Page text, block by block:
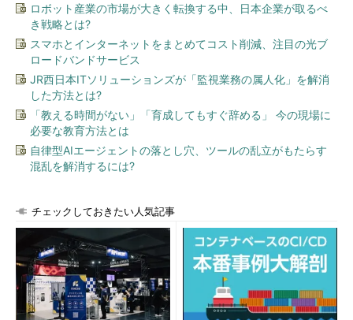
ロボット産業の市場が大きく転換する中、日本企業が取るべ
き戦略とは?
スマホとインターネットをまとめてコスト削減、注目の光ブ
ロードバンドサービス
JR西日本ITソリューションズが「監視業務の属人化」を解消
した方法とは?
「教える時間がない」「育成してもすぐ辞める」 今の現場に
必要な教育方法とは
自律型AIエージェントの落とし穴、ツールの乱立がもたらす
混乱を解消するには?
チェックしておきたい人気記事